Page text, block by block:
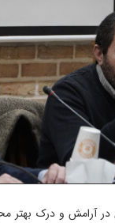
آرامش و درک بهتر